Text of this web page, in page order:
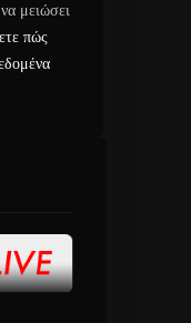
μειώσει
πώς